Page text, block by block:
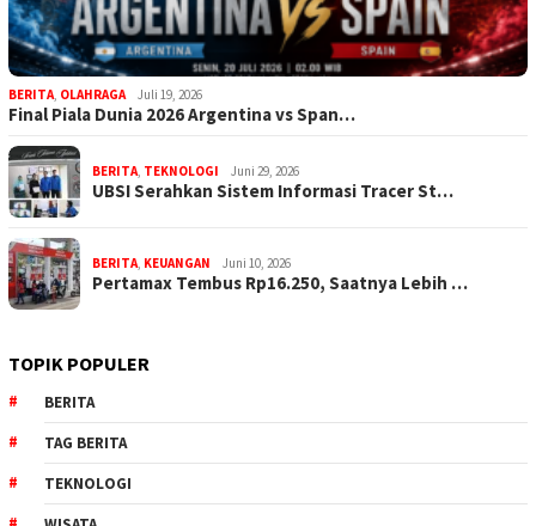
BERITA, OLAHRAGA Juli 19, 2026
Final Piala Dunia 2026 Argentina vs Span…
BERITA, TEKNOLOGI Juni 29, 2026
UBSI Serahkan Sistem Informasi Tracer St…
BERITA, KEUANGAN Juni 10, 2026
Pertamax Tembus Rp16.250, Saatnya Lebih …
TOPIK POPULER
BERITA
TAG BERITA
TEKNOLOGI